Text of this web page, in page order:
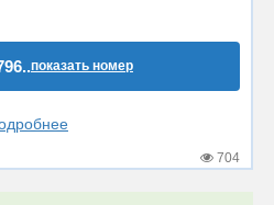
показать номер
704